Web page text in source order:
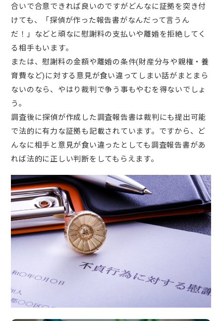
合いで合意できれば良いのですがどんなに証拠を突き付
けても、「探偵が作った報告書がなんだって言うん
だ！」などと頑なに慰謝料の支払いや離婚を拒絶してく
る相手もいます。
または、慰謝料の金額や離婚の条件(財産分与や親権・養
育費など)に対する意見が食い違ってしまい話がまとまら
ないのなら、やはり裁判で争う事もやむを得ないでしょ
う。
調査後に探偵が作成した調査報告書は裁判にも提出可能
で法的に有力な証拠も記載されています。ですから、ど
んなに相手と意見が食い違ったとしても調査報告書があ
れば法的に正しい判断をしてもらえます。